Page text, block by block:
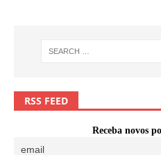
RSS FEED
Receba novos